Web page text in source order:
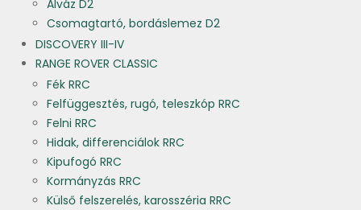
Alváz D2
Csomagtartó, bordáslemez D2
DISCOVERY III-IV
RANGE ROVER CLASSIC
Fék RRC
Felfüggesztés, rugó, teleszkóp RRC
Felni RRC
Hidak, differenciálok RRC
Kipufogó RRC
Kormányzás RRC
Külső felszerelés, karosszéria RRC